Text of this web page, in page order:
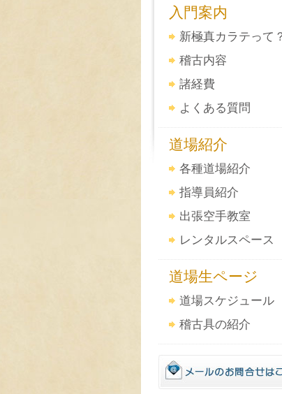
入門案内
新極真カラテって
稽古内容
諸経費
よくある質問
道場紹介
各種道場紹介
指導員紹介
出張空手教室
レンタルスペース
道場生ページ
道場スケジュール
稽古具の紹介